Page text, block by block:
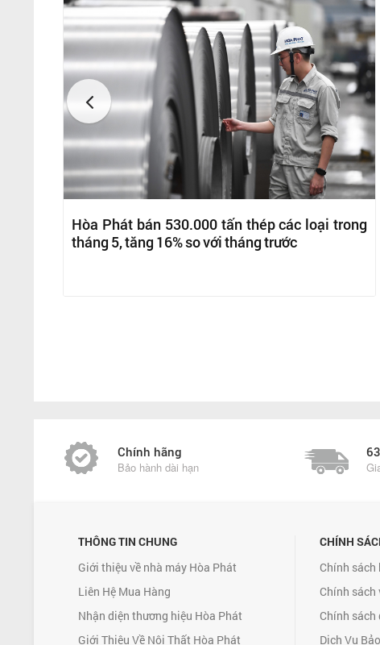
Hòa Phát bán 530.000 tấn thép các loại trong
tháng 5, tăng 16% so với tháng trước
Chính hãng
Bảo hành dài hạn
THÔNG TIN CHUNG
Giới thiệu về nhà máy Hòa Phát
Liên Hệ Mua Hàng
Nhận diện thương hiệu Hòa Phát
Giới Thiệu Về Nội Thất Hòa Phát
CHÍNH
Chính sách
Chính sách
Chính sách
Dịch Vụ